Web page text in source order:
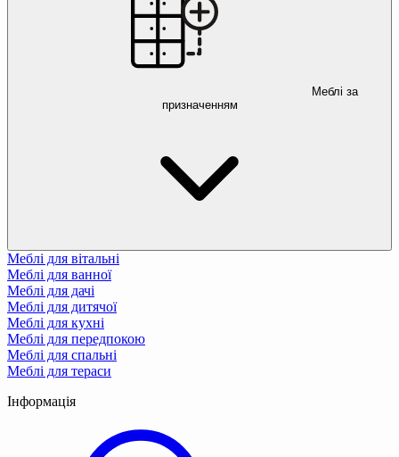
Меблі за
призначенням
Меблі для вітальні
Меблі для ванної
Меблі для дачі
Меблі для дитячої
Меблі для кухні
Меблі для передпокою
Меблі для спальні
Меблі для тераси
Інформація